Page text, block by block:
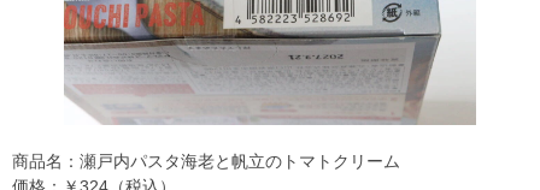
商品名：瀬戸内パスタ海老と帆立のトマトクリーム
価格：￥324（税込）